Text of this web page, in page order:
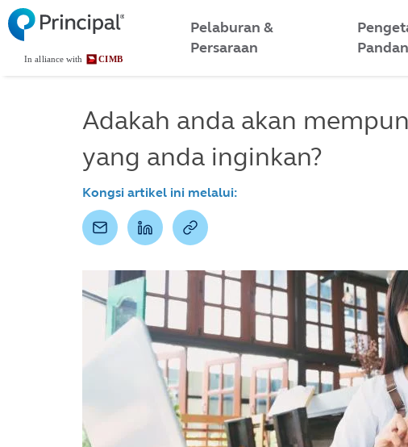
Skip
to
main
content
Malaysia
MenuPelaburan &
Persaraan
Adakah anda akan
yang anda inginkan?
Kongsi artikel ini melalui: